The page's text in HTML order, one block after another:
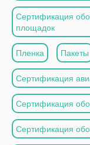
Сертификация
площадок
Пленка Пакеты
Сертификация
Сертификация
Сертификация